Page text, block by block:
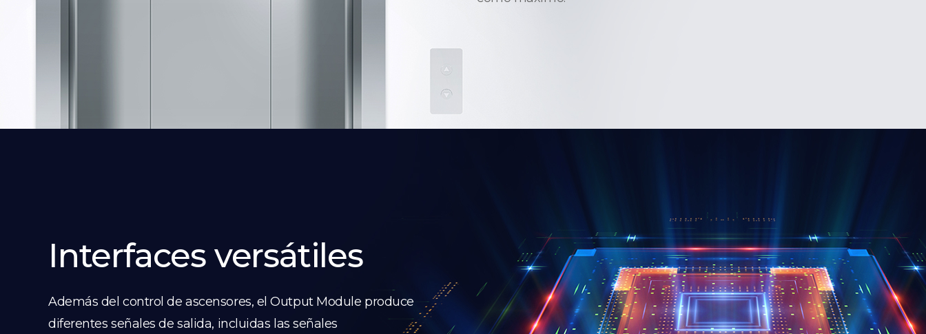
Interfaces versátiles
Además del control de ascensores, el Output Module produce
diferentes señales de salida, incluidas las señales